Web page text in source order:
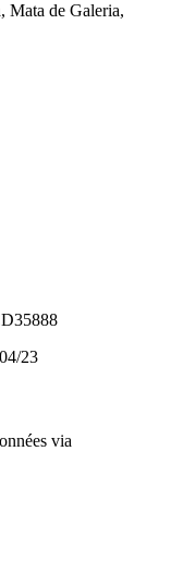
Mata de Galeria,
23
via